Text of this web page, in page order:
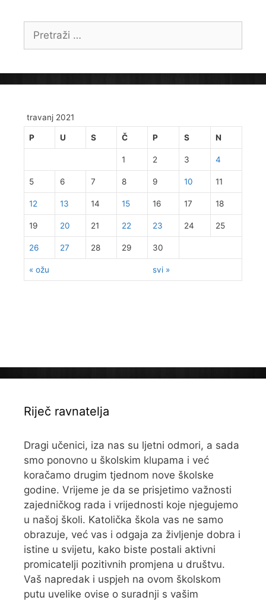
travanj 2021
P U S Č P S N
« ožu svi »
1 2 3 4
5 6 7 8 9 10 11
12 13 14 15 16 17 18
19 20 21 22 23 24 25
26 27 28 29 30
Riječ ravnatelja
Dragi učenici, iza nas su ljetni odmori, a sada
smo ponovno u školskim klupama i već
koračamo drugim tjednom nove školske
godine. Vrijeme je da se prisjetimo važnosti
zajedničkog rada i vrijednosti koje njegujemo
u našoj školi. Katolička škola vas ne samo
obrazuje, već vas i odgaja za življenje dobra i
istine u svijetu, kako biste postali aktivni
promicatelji pozitivnih promjena u društvu.
Vaš napredak i uspjeh na ovom školskom
putu uvelike ovise o suradnji s vašim